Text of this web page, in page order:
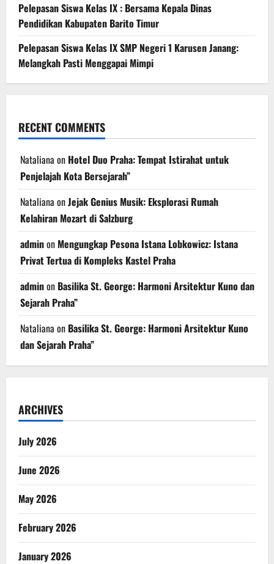
Pelepasan Siswa Kelas IX : Bersama Kepala Dinas
Pendidikan Kabupaten Barito Timur
Pelepasan Siswa Kelas IX SMP Negeri 1 Karusen Janang:
Melangkah Pasti Menggapai Mimpi
RECENT COMMENTS
Nataliana on Hotel Duo Praha: Tempat Istirahat untuk
Penjelajah Kota Bersejarah”
Nataliana onJejak Genius Musik: Eksplorasi Rumah
Kelahiran Mozart di Salzburg
adminon Mengungkap Pesona Istana Lobkowicz: Istana
Privat Tertua di Kompleks Kastel Praha
adminon Basilika St. George: Harmoni Arsitektur Kuno dan
Sejarah Praha”
Nataliana on Basilika St. George: Harmoni Arsitektur Kuno
dan Sejarah Praha”
ARCHIVES
July 2026
June 2026
May 2026
February 2026
January 2026